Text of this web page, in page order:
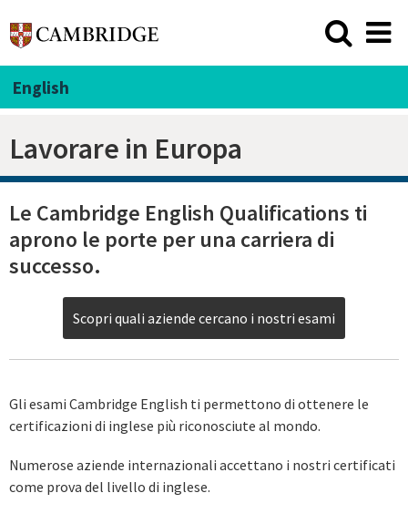
English
Lavorare in Europa
Le Cambridge English Qualifications ti
aprono le porte per una carriera di
successo.
Scopri quali aziende cercano i nostri esami
Gli esami Cambridge English ti permettono di ottenere le
certificazioni di inglese più riconosciute al mondo.
Numerose aziende internazionali accettano i nostri certificati
come prova del livello di inglese.